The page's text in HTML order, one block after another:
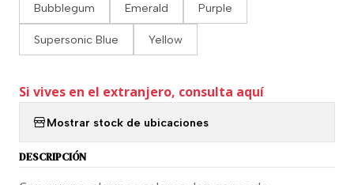
Bubblegum Emerald Purple
Supersonic Blue Yellow
Si vives en el extranjero, consulta aquí
Mostrar stock de ubicaciones
DESCRIPCIÓN